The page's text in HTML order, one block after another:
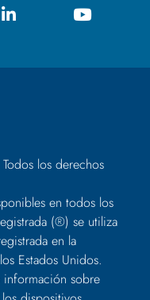
los derechos
en todos los
(®) se utiliza
en la
Estados Unidos.
sobre